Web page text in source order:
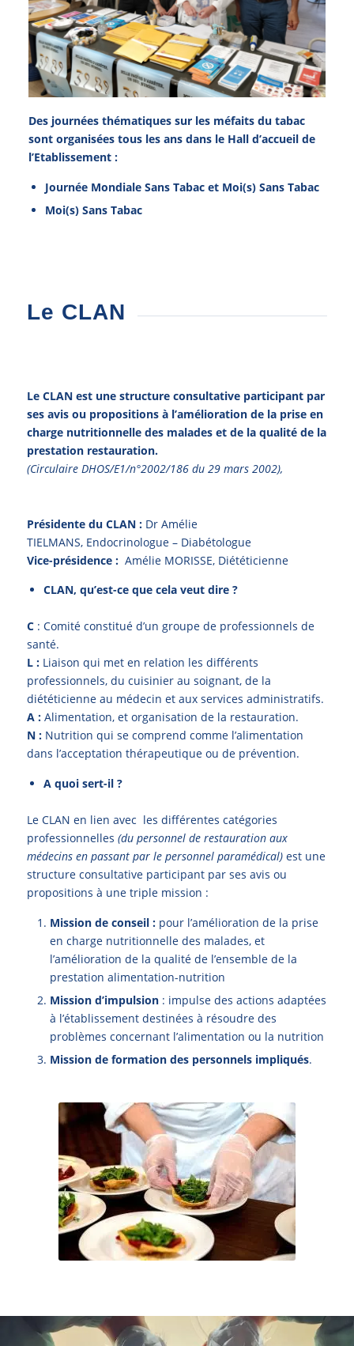
Des journées thématiques sur les méfaits du tabac
sont organisées tous les ans dans le Hall d’accueil de
l’Etablissement :
Journée Mondiale Sans Tabac et Moi(s) Sans Tabac
Moi(s) Sans Tabac
Le CLAN
Le CLAN est une structure consultative participant par
ses avis ou propositions à l’amélioration de la prise en
charge nutritionnelle des malades et de la qualité de la
prestation restauration.
(Circulaire DHOS/E1/n°2002/186 du 29 mars 2002),
Présidente du CLAN :Dr Amélie
TIELMANS, Endocrinologue – Diabétologue
Vice-présidence : Amélie MORISSE, Diététicienne
CLAN, qu’est-ce que cela veut dire ?
C : Comité constitué d’un groupe de professionnels de
santé.
L : Liaison qui met en relation les différents
professionnels, du cuisinier au soignant, de la
diététicienne au médecin et aux services administratifs.
A : Alimentation, et organisation de la restauration.
N :Nutrition qui se comprend comme l’alimentation
dans l’acceptation thérapeutique ou de prévention.
A quoi sert-il ?
Le CLAN en lien avec les différentes catégories
professionnelles (du personnel de restauration aux
médecins en passant par le personnel paramédical) est une
structure consultative participant par ses avis ou
propositions à une triple mission :
Mission de conseil : pour l’amélioration de la prise
en charge nutritionnelle des malades, et
l’amélioration de la qualité de l’ensemble de la
prestation alimentation-nutrition
Mission d’impulsion: impulse des actions adaptées
à l’établissement destinées à résoudre des
problèmes concernant l’alimentation ou la nutrition
Mission de formation des personnels impliqués.